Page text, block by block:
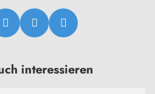
interessieren